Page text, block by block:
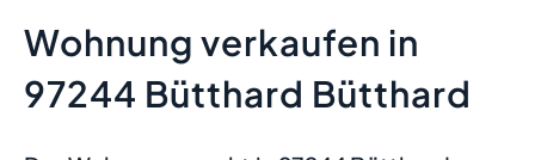
Wohnung verkaufen in
97244 Bütthard Bütthard